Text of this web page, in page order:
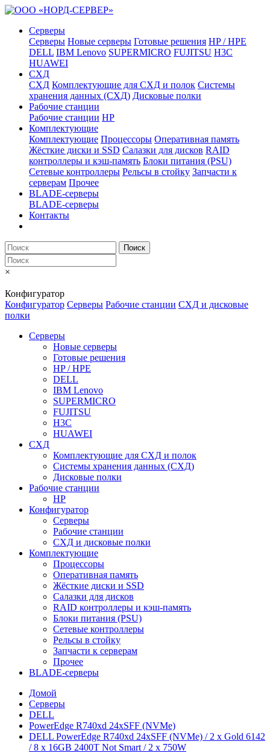
Серверы
Серверы Новые серверы Готовые решения HP / HPE
DELL IBM Lenovo SUPERMICRO FUJITSU H3C
HUAWEI
СХД
СХД Комплектующие для СХД и полок Системы
хранения данных (СХД) Дисковые полки
Рабочие станции
Рабочие станции HP
Комплектующие
Комплектующие Процессоры Оперативная память
Жёсткие диски и SSD Салазки для дисков RAID
контроллеры и кэш-память Блоки питания (PSU)
Сетевые контроллеры Рельсы в стойку Запчасти к
серверам Прочее
BLADE-серверы
BLADE-серверы
Контакты
Поиск
×
Конфигуратор
Конфигуратор Серверы Рабочие станции СХД и дисковые
полки
Серверы
Новые серверы
Готовые решения
HP / HPE
DELL
IBM Lenovo
SUPERMICRO
FUJITSU
H3C
HUAWEI
СХД
Комплектующие для СХД и полок
Системы хранения данных (СХД)
Дисковые полки
Рабочие станции
HP
Конфигуратор
Серверы
Рабочие станции
СХД и дисковые полки
Комплектующие
Процессоры
Оперативная память
Жёсткие диски и SSD
Салазки для дисков
RAID контроллеры и кэш-память
Блоки питания (PSU)
Сетевые контроллеры
Рельсы в стойку
Запчасти к серверам
Прочее
BLADE-серверы
Домой
Серверы
DELL
PowerEdge R740xd 24xSFF (NVMe)
DELL PowerEdge R740xd 24xSFF (NVMe) / 2 x Gold 6142
/ 8 x 16GB 2400T Not Smart / 2 x 750W